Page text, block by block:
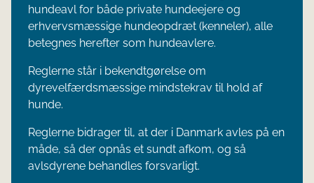
hundeavl for både private hundeejere og
erhvervsmæssige hundeopdræt (kenneler), alle
betegnes herefter som hundeavlere.
Reglerne står i bekendtgørelse om
dyrevelfærdsmæssige mindstekrav til hold af
hunde.
Reglerne bidrager til, at der i Danmark avles på en
måde, så der opnås et sundt afkom, og så
avlsdyrene behandles forsvarligt.